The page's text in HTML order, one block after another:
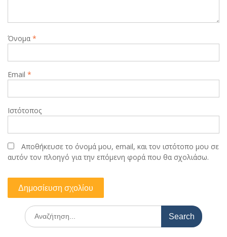
Όνομα *
Email *
Ιστότοπος
Αποθήκευσε το όνομά μου, email, και τον ιστότοπο μου σε
αυτόν τον πλοηγό για την επόμενη φορά που θα σχολιάσω.
Search
for: